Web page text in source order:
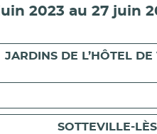
2023 au 27 juin
JARDINS DE L’HÔTEL
SOTTEVILLE-